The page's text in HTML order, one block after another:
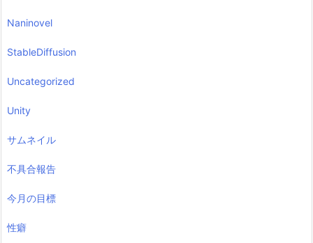
Naninovel
StableDiffusion
Uncategorized
Unity
サムネイル
不具合報告
今月の目標
性癖